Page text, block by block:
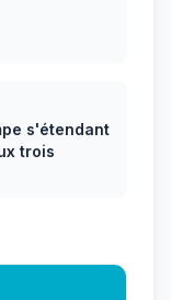
s'étendant
trois